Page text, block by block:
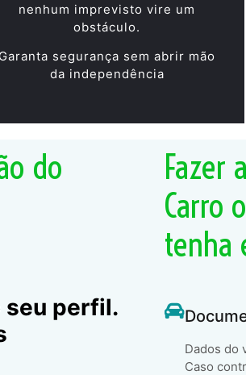
nenhum imprevisto vire um
obstáculo.
Garanta segurança sem abrir mão
da independência
do
seu perfil.
Fazer
Carro
tenha
Dados do
Caso